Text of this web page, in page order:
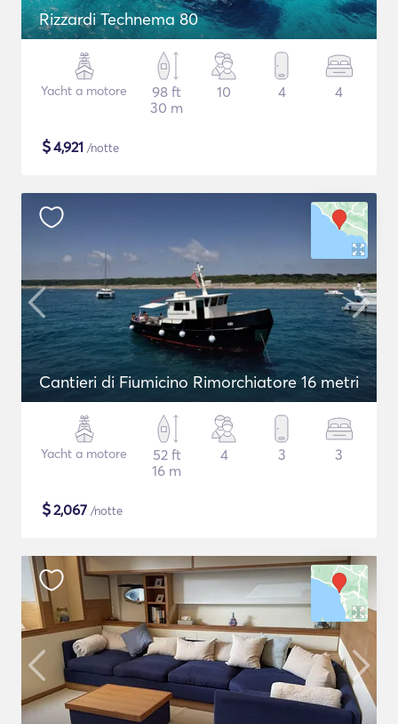
Rizzardi Technema 80
Yacht a motore
98 ft
30 m
10 4 4
$4,921 /notte
Cantieri di Fiumicino Rimorchiatore 16 metri
Yacht a motore
52 ft
16 m
4 3 3
$2,067 /notte